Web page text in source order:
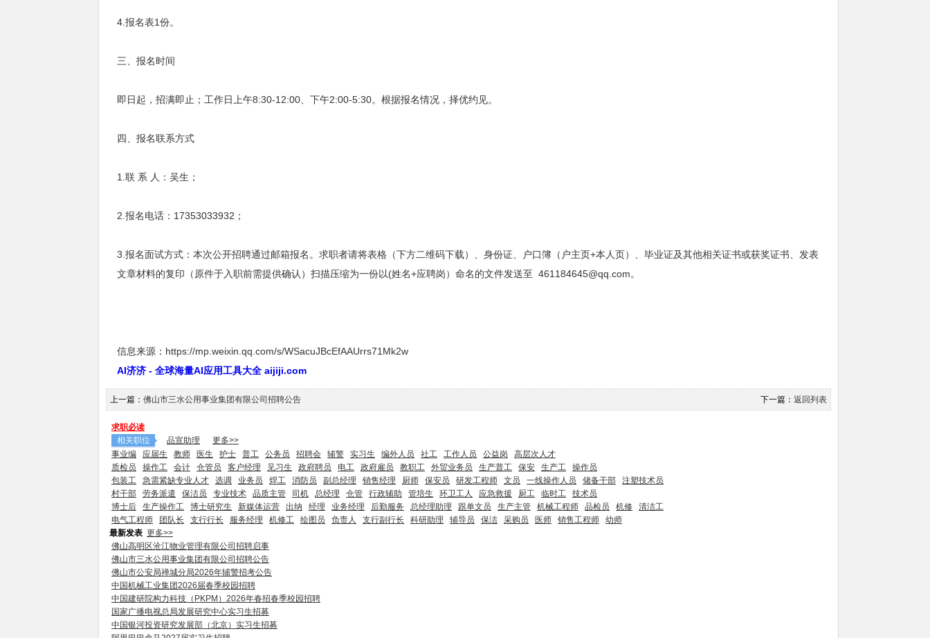
4.报名表1份。
三、报名时间
即日起，招满即止；工作日上午8:30-12:00、下午2:00-5:30。根据报名情况，择优约见。
四、报名联系方式
1.联 系 人：吴生；
2.报名电话：17353033932；
3.报名面试方式：本次公开招聘通过邮箱报名。求职者请将表格（下方二维码下载）、身份证、户口簿（户主页+本人页）、毕业证及其他相关证书或获奖证书、发表
文章材料的复印（原件于入职前需提供确认）扫描压缩为一份以(姓名+应聘岗）命名的文件发送至 461184645@qq.com。
信息来源：https://mp.weixin.qq.com/s/WSacuJBcEfAAUrrs71Mk2w
AI济济 - 全球海量AI应用工具大全 aijiji.com
上一篇： 佛山市三水公用事业集团有限公司招聘公告 下一篇： 返回列表
求职必读
相关职位
品宣助理
更多>>
事业编
应届生 教师 医生 护士 普工 公务员 招聘会 辅警 实习生 编外人员 社工 工作人员 公益岗
高层次人才
质检员
操作工 会计 仓管员 客户经理 见习生 政府聘员 电工 政府雇员 教职工 外贸业务员 生产普工 保安 生产工
操作员
包装工
急需紧缺专业人才 选调 业务员 焊工 消防员 副总经理 销售经理 厨师 保安员 研发工程师 文员 一线操作人员 储备干部
注塑技术员
村干部
劳务派遣 保洁员 专业技术 品质主管 司机 总经理 仓管 行政辅助 管培生 环卫工人 应急救援 厨工 临时工
技术员
博士后
生产操作工 博士研究生 新媒体运营 出纳 经理 业务经理 后勤服务 总经理助理 跟单文员 生产主管 机械工程师 品检员 机修
清洁工
电气工程师
团队长 支行行长 服务经理 机修工 绘图员 负责人 支行副行长 科研助理 辅导员 保洁 采购员 医师 销售工程师
幼师
最新发表 更多>>
佛山高明区沧江物业管理有限公司招聘启事
佛山市三水公用事业集团有限公司招聘公告
佛山市公安局禅城分局2026年辅警招考公告
中国机械工业集团2026届春季校园招聘
中国建研院构力科技（PKPM）2026年春招春季校园招聘
国家广播电视总局发展研究中心实习生招募
中国银河投资研究发展部（北京）实习生招募